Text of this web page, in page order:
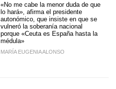
«No me cabe la menor duda de que
lo hará», afirma el presidente
autonómico, que insiste en que se
vulneró la soberanía nacional
porque «Ceuta es España hasta la
médula»
MARÍA EUGENIA ALONSO